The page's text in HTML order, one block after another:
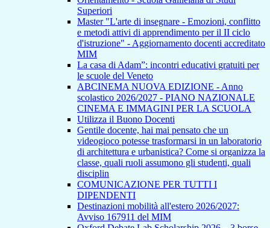
Superiori
Master "L'arte di insegnare - Emozioni, conflitto
e metodi attivi di apprendimento per il II ciclo
d'istruzione" - Aggiornamento docenti accreditato
MIM
La casa di Adam”: incontri educativi gratuiti per
le scuole del Veneto
ABCINEMA NUOVA EDIZIONE - Anno
scolastico 2026/2027 - PIANO NAZIONALE
CINEMA E IMMAGINI PER LA SCUOLA
Utilizza il Buono Docenti
Gentile docente, hai mai pensato che un
videogioco potesse trasformarsi in un laboratorio
di architettura e urbanistica? Come si organizza la
classe, quali ruoli assumono gli studenti, quali
disciplin
COMUNICAZIONE PER TUTTI I
DIPENDENTI
Destinazioni mobilità all'estero 2026/2027:
Avviso 167911 del MIM